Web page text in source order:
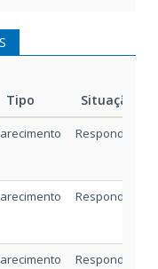
Tipo Situação
Respondido
Respondido
Respondido